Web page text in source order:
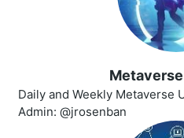
Daily and Weekly Metaverse
Admin: @jrosenban